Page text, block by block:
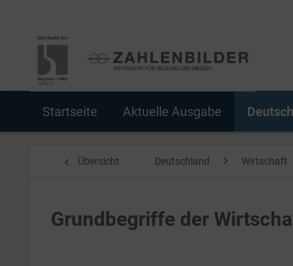
Startseite Aktuelle Ausgabe
Übersicht Deutschland Wirtschaft
Grundbegriffe der